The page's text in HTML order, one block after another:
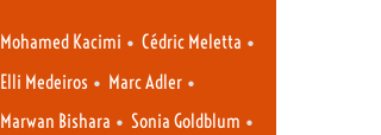
Mohamed Kacimi • Cédric Meletta •
Elli Medeiros • Marc Adler •
Marwan Bishara • Sonia Goldblum •